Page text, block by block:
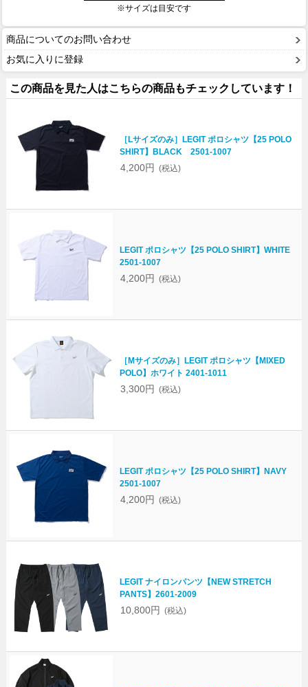
※サイズは目安です
商品についてのお問い合わせ
お気に入りに登録
この商品を見た人はこちらの商品もチェックしています！
［Lサイズのみ］LEGIT ポロシャツ【25 POLO
SHIRT】BLACK 2501-1007
4,200円 (税込)
LEGIT ポロシャツ【25 POLO SHIRT】WHITE
2501-1007
4,200円 (税込)
［Mサイズのみ］LEGIT ポロシャツ【MIXED
POLO】ホワイト 2401-1011
3,300円 (税込)
LEGIT ポロシャツ【25 POLO SHIRT】NAVY
2501-1007
4,200円 (税込)
LEGIT ナイロンパンツ【NEW STRETCH
PANTS】2601-2009
10,800円 (税込)